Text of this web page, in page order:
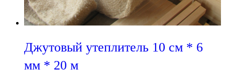
Джутовый утеплитель 10 см * 6
мм * 20 м